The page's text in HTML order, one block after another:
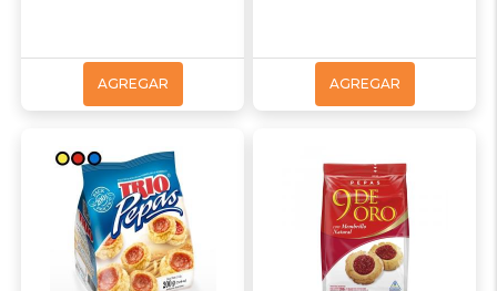
AGREGAR AGREGAR